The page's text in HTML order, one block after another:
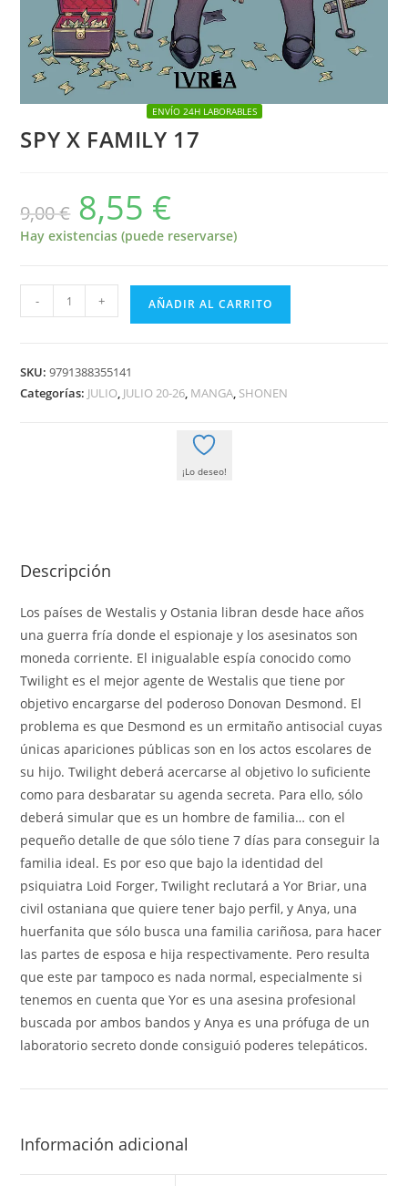
ENVÍO 24H LABORABLES
SPY X FAMILY 17
9,00€
El
precio
original
era:
8,55 €
es:
Hay existencias (puede reservarse)
X
cantidad
- + AÑADIR AL CARRITO
SKU:9791388355141
Categorías: JULIO, JULIO 20-26, MANGA, SHONEN
¡Lo deseo!
Descripción
Los países de Westalis y Ostania libran desde hace años
una guerra fría donde el espionaje y los asesinatos son
moneda corriente. El inigualable espía conocido como
Twilight es el mejor agente de Westalis que tiene por
objetivo encargarse del poderoso Donovan Desmond. El
problema es que Desmond es un ermitaño antisocial cuyas
únicas apariciones públicas son en los actos escolares de
su hijo. Twilight deberá acercarse al objetivo lo suficiente
como para desbaratar su agenda secreta. Para ello, sólo
deberá simular que es un hombre de familia… con el
pequeño detalle de que sólo tiene 7 días para conseguir la
familia ideal. Es por eso que bajo la identidad del
psiquiatra Loid Forger, Twilight reclutará a Yor Briar, una
civil ostaniana que quiere tener bajo perfil, y Anya, una
huerfanita que sólo busca una familia cariñosa, para hacer
las partes de esposa e hija respectivamente. Pero resulta
que este par tampoco es nada normal, especialmente si
tenemos en cuenta que Yor es una asesina profesional
buscada por ambos bandos y Anya es una prófuga de un
laboratorio secreto donde consiguió poderes telepáticos.
Información adicional